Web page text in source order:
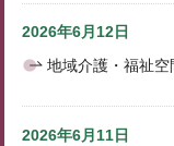
2026年6月12日
地域介護・福祉
2026年6月11日